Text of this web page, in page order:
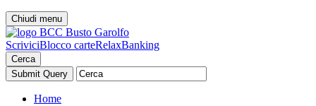
Chiudi menu
ScriviciBlocco carteRelaxBanking
Cerca
Home